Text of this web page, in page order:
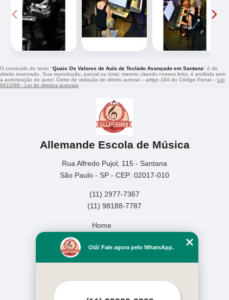
‹ ›
O conteúdo do texto "Quais Os Valores de Aula de Teclado Avançado em Santana" é de
direito reservado. Sua reprodução, parcial ou total, mesmo citando nossos links, é proibida sem
a autorização do autor. Crime de violação de direito autoral – artigo 184 do Código Penal – Lei
9610/98 - Lei de direitos autorais
Allemande Escola de Música
Rua Alfredo Pujol, 115 - Santana
São Paulo - SP - CEP: 02017-010
(11) 2977-7367
(11) 98188-7787
Home
Missão
Olá! Fale agora pelo WhatsApp.